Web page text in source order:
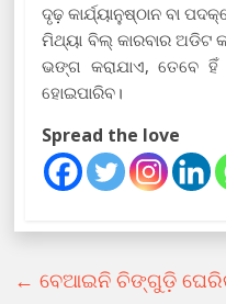
ଦୃଢ଼ କାର୍ଯ୍ୟାନୁଷ୍ଠାନ ବା
ମିଥ୍ୟା ବିଲ୍ କାରବାର ଅଡିଟ
ଭଙ୍ଗ କରାଯାଏ, ତେବେ
ହୋଇପାରିବ।
Spread the love
← ବେଆଇନି ଚିଙ୍ଗୁଡ଼ି